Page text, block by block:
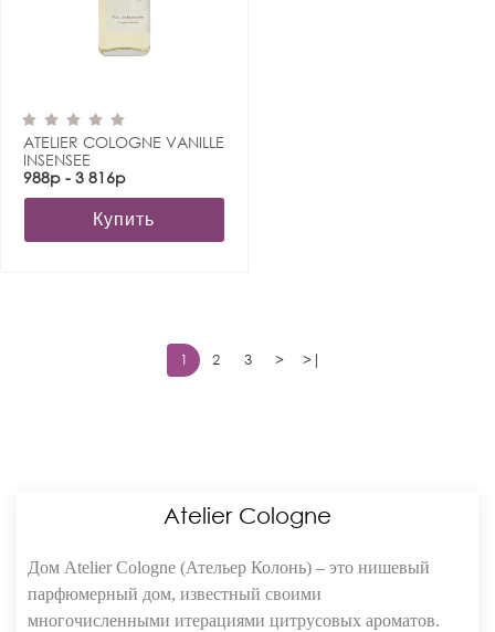
ATELIER COLOGNE VANILLE
INSENSEE
988р - 3 816р
Купить
1 2 3 > >|
Atelier Cologne
Дом Atelier Cologne (Ательер Колонь) – это нишевый
парфюмерный дом, известный своими
многочисленными итерациями цитрусовых ароматов.